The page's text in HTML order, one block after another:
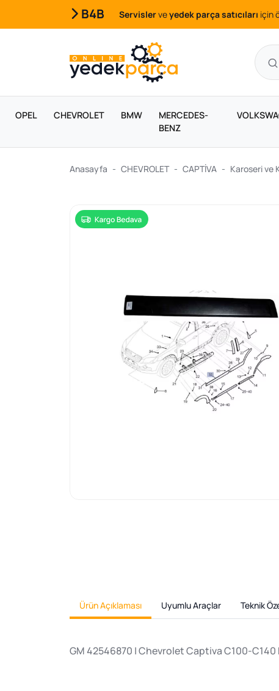
B4B Servislerveyedek parça satıcıları için
OPEL CHEVROLET BMW
MERCEDES-
BENZ
Anasayfa CHEVROLET CAPTİVA Karoseri ve
Ürün Açıklaması Uyumlu Araçlar Teknik
GM 42546870 | Chevrolet Captiva C100-C140